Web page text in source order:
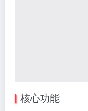
核心功能